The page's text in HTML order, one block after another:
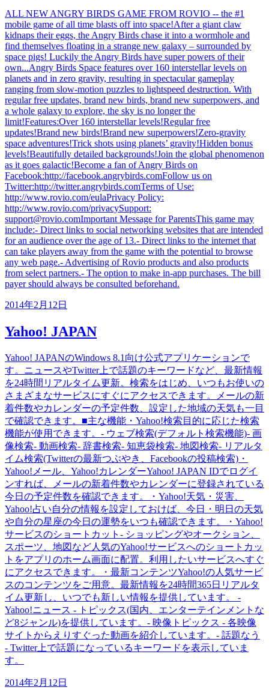
ALL NEW ANGRY BIRDS GAME FROM ROVIO -- the #1
mobile game of all time blasts off into space!After a giant claw
kidnaps their eggs, the Angry Birds chase it into a wormhole and
find themselves floating in a strange new galaxy – surrounded by
space pigs! Luckily the Angry Birds have super powers of their
own...Angry Birds Space features over 160 interstellar levels on
planets and in zero gravity, resulting in spectacular gameplay
ranging from slow-motion puzzles to lightspeed destruction. With
regular free updates, brand new birds, brand new superpowers, and
a whole galaxy to explore, the sky is no longer the
limit!Features:Over 160 interstellar levels!Regular free
updates!Brand new birds!Brand new superpowers!Zero-gravity
space adventures!Trick shots using planets’ gravity!Hidden bonus
levels!Beautifully detailed backgrounds!Join the global phenomenon
as it goes galactic!Become a fan of Angry Birds on
Facebook:http://facebook.angrybirds.comFollow us on
Twitter:http://twitter.angrybirds.comTerms of Use:
http://www.rovio.com/eulaPrivacy Policy:
http://www.rovio.com/privacySupport:
support@rovio.comImportant Message for ParentsThis game may
include:- Direct links to social networking websites that are intended
for an audience over the age of 13.- Direct links to the internet that
can take players away from the game with the potential to browse
any web page.- Advertising of Rovio products and also products
from select partners.- The option to make in-app purchases. The bill
payer should always be consulted beforehand.
2014年2月12日
Yahoo! JAPAN
Yahoo! JAPANのWindows 8.1向け公式アプリケーションで
す。ニュースやTwitter上で話題のキーワードなど、最新情報
を24時間リアルタイム更新。検索をはじめ、いつもお使いの
さまざまなサービスにすぐにアクセスできます。メールの新
着件数やカレンダーの予定件数、設定した地域の天気も一目
で確認できます。■主な機能・Yahoo!検索目的に応じた検索
機能が使用できます。- ウェブ検索(デフォルト検索機能)- 画
像検索- 動画検索- 辞書検索- 知恵袋検索- 地図検索- リアルタ
イム検索(Twitterの最新つぶやき、Facebookの投稿検索)・
Yahoo!メール、Yahoo!カレンダーYahoo! JAPAN IDでログイ
ンすれば、メールの新着件数やカレンダーに登録されている
今日の予定件数を確認できます。・Yahoo!天気・災害、
Yahoo!占い自分の情報を設定しておけば、今日・明日の天気
や自分の星座の今日の運勢をいつも確認できます。・Yahoo!
サービスのショートカット- ショッピングやオークション、
スポーツ、地図など人気のYahoo!サービスへのショートカッ
トをアプリのホーム画面に配置。利用したいサービスへすぐ
にアクセスできます。・最新コンテンツYahoo!の人気サービ
スのコンテンツをご用意。最新情報を24時間365日リアルタ
イム更新し、いつでも新しい情報を提供しています。 -
Yahoo!ニュース - トピックス(国内、エンターテインメントな
ど8ジャンル)を提供しています。- 映像トピックス - 各映像
サイトからえりすぐった動画を紹介しています。- 話題なう
- Twitter上で話題になっているキーワードを表示していま
す。
2014年2月12日